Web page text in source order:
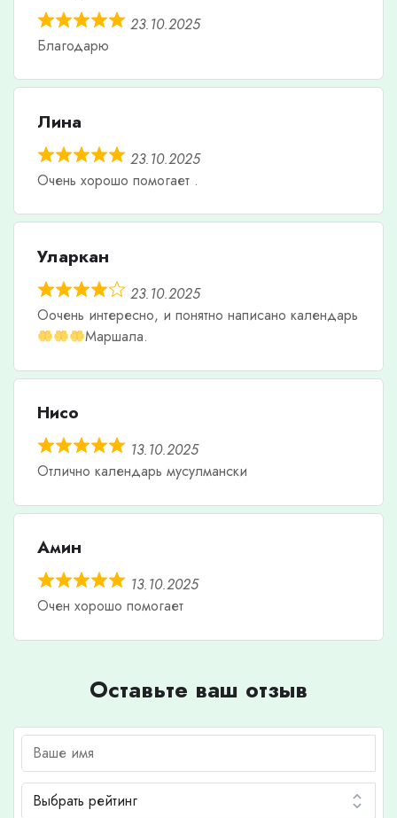
23.10.2025
Благодарю
Лина
23.10.2025
Очень хорошо помогает .
Уларкан
23.10.2025
Оочень интересно, и понятно написано календарь
Маршала.
Нисо
13.10.2025
Отлично календарь мусулмански
Амин
13.10.2025
Очен хорошо помогает
Оставьте ваш отзыв